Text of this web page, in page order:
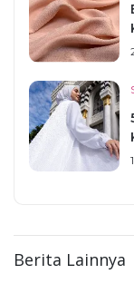
Berita Lainnya